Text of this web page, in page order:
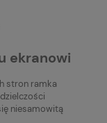
ekranowi
stron ramka
niesamowitą